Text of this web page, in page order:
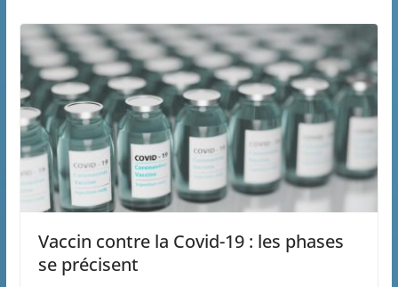
Vaccin contre la Covid-19 : les phases
se précisent